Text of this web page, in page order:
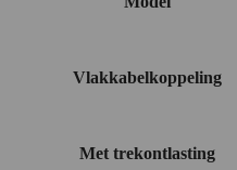
Vlakkabelkoppeling
Met trekontlasting